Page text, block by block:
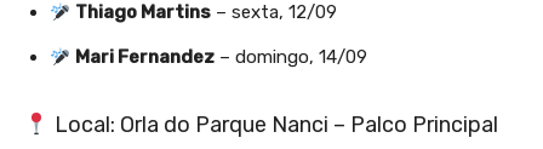
Thiago Martins – sexta, 12/09
Mari Fernandez – domingo, 14/09
Local: Orla do Parque Nanci – Palco Principal